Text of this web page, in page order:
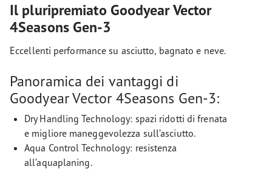
Il pluripremiato Goodyear Vector
4Seasons Gen-3
Eccellenti performance su asciutto, bagnato e neve.
Panoramica dei vantaggi di
Goodyear Vector 4Seasons Gen-3:
Dry Handling Technology: spazi ridotti di frenata
e migliore maneggevolezza sull’asciutto.
Aqua Control Technology: resistenza
all’aquaplaning.